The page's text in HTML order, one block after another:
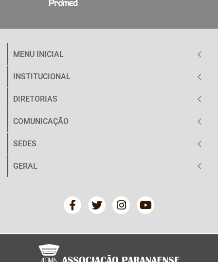
MENU INICIAL
INSTITUCIONAL
DIRETORIAS
COMUNICAÇÃO
SEDES
GERAL